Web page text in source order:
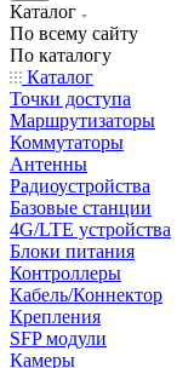
Каталог
По всему сайту
По каталогу
Каталог
Точки доступа
Маршрутизаторы
Коммутаторы
Антенны
Радиоустройства
Базовые станции
4G/LTE устройства
Блоки питания
Контроллеры
Кабель/Коннектор
Крепления
SFP модули
Камеры